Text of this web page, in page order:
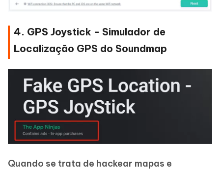
4. GPS Joystick - Simulador de
Localização GPS do Soundmap
Quando se trata de hackear mapas e